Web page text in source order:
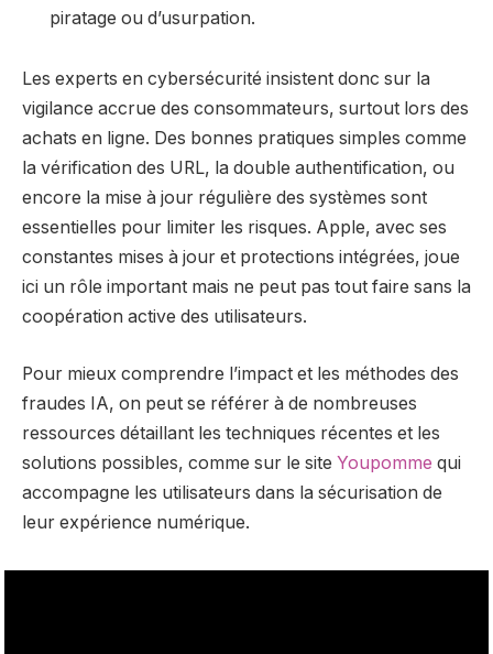
piratage ou d’usurpation.
Les experts en cybersécurité insistent donc sur la
vigilance accrue des consommateurs, surtout lors des
achats en ligne. Des bonnes pratiques simples comme
la vérification des URL, la double authentification, ou
encore la mise à jour régulière des systèmes sont
essentielles pour limiter les risques. Apple, avec ses
constantes mises à jour et protections intégrées, joue
ici un rôle important mais ne peut pas tout faire sans la
coopération active des utilisateurs.
Pour mieux comprendre l’impact et les méthodes des
fraudes IA, on peut se référer à de nombreuses
ressources détaillant les techniques récentes et les
solutions possibles, comme sur le site Youpomme qui
accompagne les utilisateurs dans la sécurisation de
leur expérience numérique.